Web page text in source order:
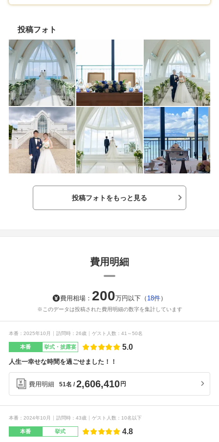
め遊泳者が写真に
らいました。ラ
たがレスポンスも
わせもzoomがほ
進められました
現像して披露宴の
いというお願いに
た。当日は本番
あったり、暑くな
ただきリラックス
ルが白を基調とし
ところが良かった
ることから少しず
へんはバタバタせ
あっという間なの
番に考えたら良い
持っておいてい
す。県外からのゲ
投稿フォト
投稿フォトをもっと見る
費用明細
費用相場： 200万円以下 （ 18件）
※このデータは投稿された費用明細の数字を集計しています
本番 2025年10月 訪問時 26歳 ゲスト人数 41～50名
本番 挙式・披露宴 5.0
人生一幸せな時間を過ごせました！！
費用明細 51名 2,606,410 円
本番 2024年10月 訪問時 43歳 ゲスト人数 10名以下
本番 挙式 4.8